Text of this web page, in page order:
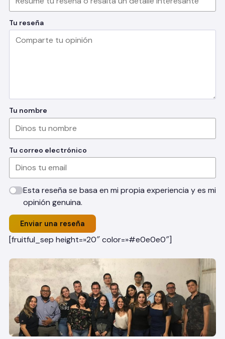
Tu reseña
Tu nombre
Tu correo electrónico
Esta reseña se basa en mi propia experiencia y es mi
opinión genuina.
Enviar una reseña
[fruitful_sep height=»20″ color=»#e0e0e0″]